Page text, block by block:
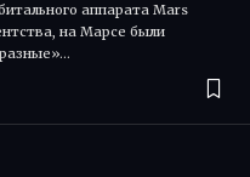
аппарата Mars
на Марсе были